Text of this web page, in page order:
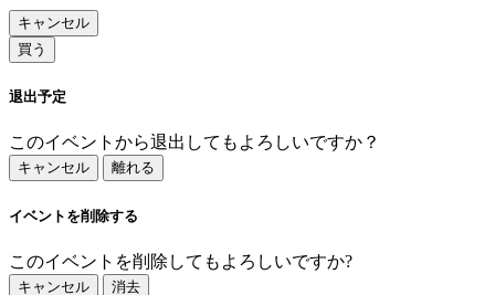
キャンセル
買う
退出予定
このイベントから退出してもよろしいですか？
キャンセル 離れる
イベントを削除する
このイベントを削除してもよろしいですか?
キャンセル 消去